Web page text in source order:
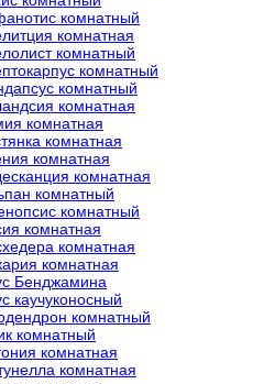
комнатный
комнатная
комнатный
комнатный
комнатный
комнатная
комнатная
комнатная
комнатная
комнатная
комнатный
комнатный
комнатная
комнатная
комнатная
Бенджамина
каучуконосный
комнатный
комнатный
комнатная
комнатная